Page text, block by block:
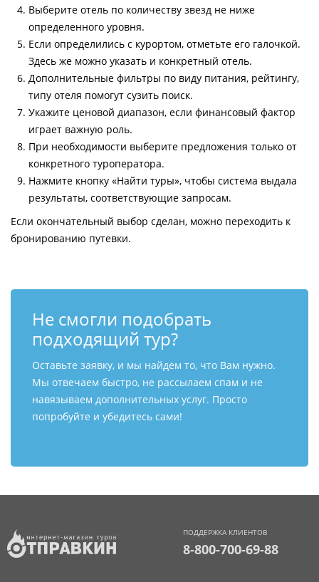
Выберите отель по количеству звезд не ниже
определенного уровня.
Если определились с курортом, отметьте его галочкой.
Здесь же можно указать и конкретный отель.
Дополнительные фильтры по виду питания, рейтингу,
типу отеля помогут сузить поиск.
Укажите ценовой диапазон, если финансовый фактор
играет важную роль.
При необходимости выберите предложения только от
конкретного туроператора.
Нажмите кнопку «Найти туры», чтобы система выдала
результаты, соответствующие запросам.
Если окончательный выбор сделан, можно переходить к
бронированию путевки.
Не смогли подобрать
подходящий тур?
Оставьте заявку, и мы найдем то, что Вам нужно.
Мы отвечаем быстро, не рассылаем спам и не
навязываем дополнительных услуг. Просто
попробуйте и убедитесь сами!
ПОДДЕРЖКА КЛИЕНТОВ
8-800-700-69-88